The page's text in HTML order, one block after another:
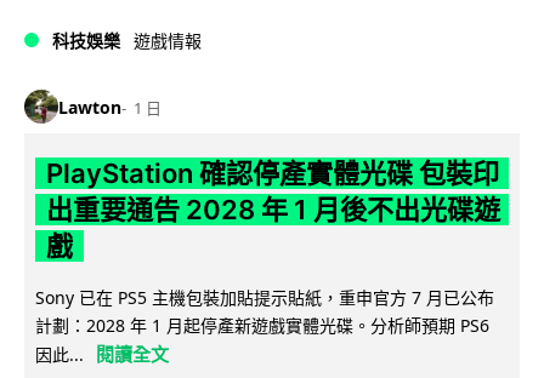
科技娛樂 遊戲情報
Lawton 1 日
PlayStation 確認停產實體光碟 包裝印
出重要通告 2028 年 1 月後不出光碟遊
戲
Sony 已在 PS5 主機包裝加貼提示貼紙，重申官方 7 月已公布
計劃：2028 年 1 月起停產新遊戲實體光碟。分析師預期 PS6
因此...
閱讀全文